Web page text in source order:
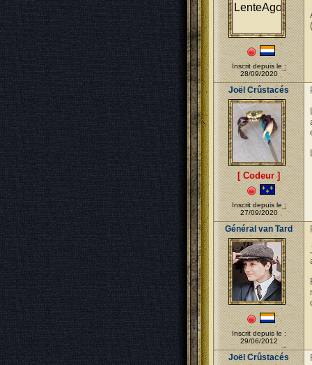
Inscrit depuis le :
28/09/2020
Joël Crûstacés
[ Codeur ]
Inscrit depuis le :
27/09/2020
Général van Tard
Inscrit depuis le :
29/06/2012
Joël Crûstacés